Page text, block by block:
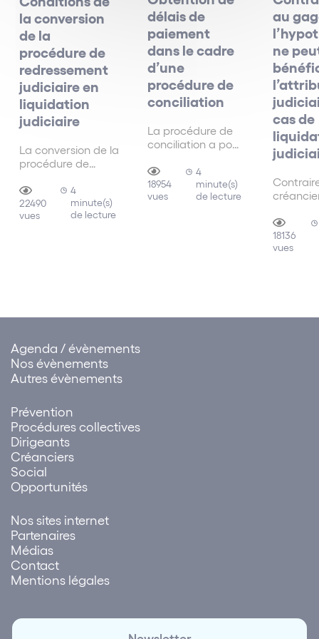
la conversion
de la
procédure de
redressement
judiciaire en
liquidation
judiciaire
La conversion de la
procédure de
judiciaire en une
procédure de
liquidation
caractérisée.
22490
vues
4
minute(s)
de lecture
délais de
paiement
dans le cadre
d’une
procédure de
conciliation
La procédure de
conciliation a pour
rechercher un
accord amiable
entre l'entreprise
18954
vues
4
minute(s)
de lecture
au
ne
cas de
peut
18136
vues
Agenda / évènements
Nos évènements
Autres évènements
Prévention
Procédures collectives
Dirigeants
Créanciers
Social
Opportunités
Nos sites internet
Partenaires
Médias
Contact
Mentions légales